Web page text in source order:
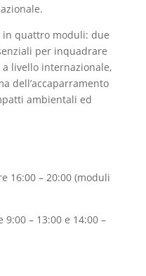
in quattro moduli: due
per inquadrare
livello internazionale,
dell’accaparramento
ambientali ed
16:00 – 20:00 (moduli
– 13:00 e 14:00 –